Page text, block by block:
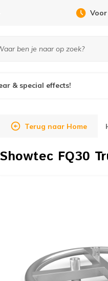
& special effects!
Terug naar Home
Showtec FQ30